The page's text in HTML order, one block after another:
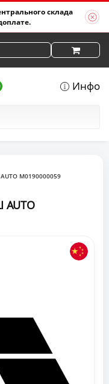
склада
Инфо
M0190000059
AUTO